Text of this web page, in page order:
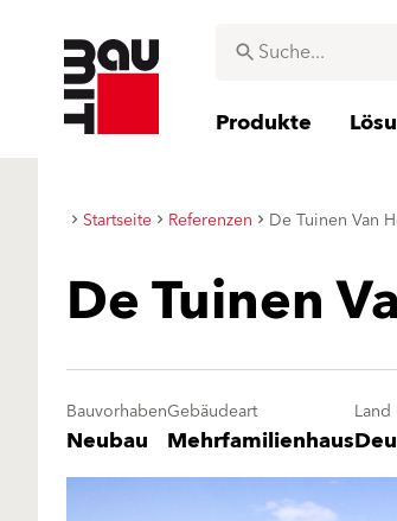
Produkte
Startseite Referenzen De Tuinen Van
De Tuinen
Bauvorhaben
Neubau
Gebäudeart
Mehrfamilienhaus
Land